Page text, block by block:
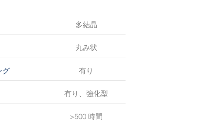
多結晶
丸み状
有り
グ
有り、強化型
>500 時間